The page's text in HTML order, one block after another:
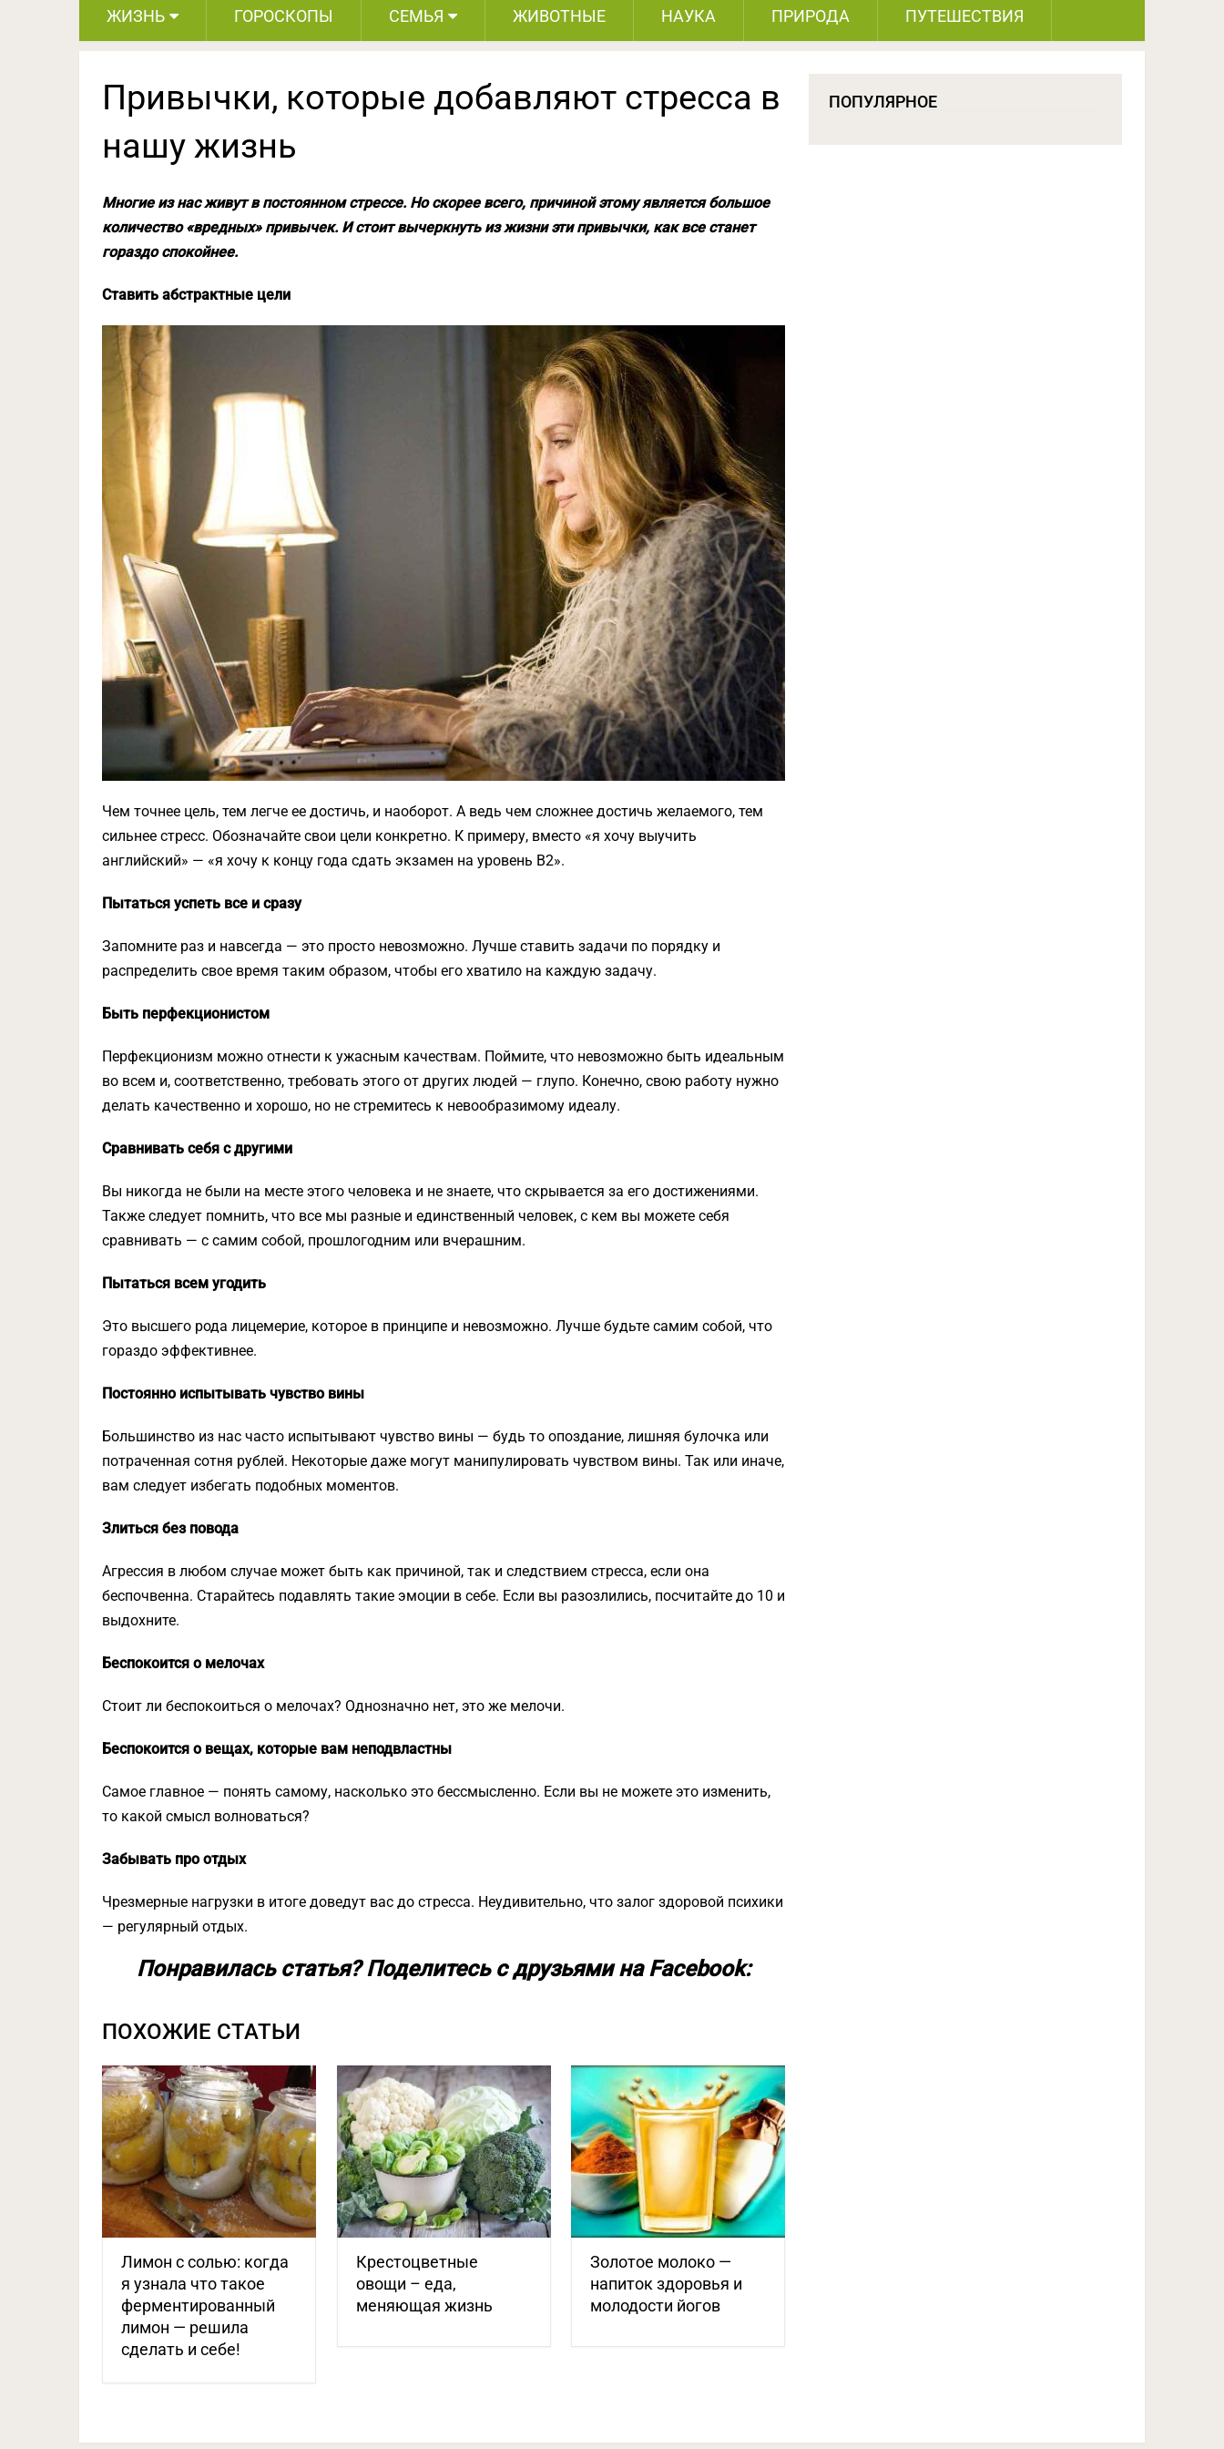
ЖИЗНЬ ГОРОСКОПЫ СЕМЬЯ ЖИВОТНЫЕ НАУКА ПРИРОДА ПУТЕШЕСТВИЯ
Привычки, которые добавляют стресса в
нашу жизнь
Многие из нас живут в постоянном стрессе. Но скорее всего, причиной этому является большое
количество «вредных» привычек. И стоит вычеркнуть из жизни эти привычки, как все станет
гораздо спокойнее.
Ставить абстрактные цели
Чем точнее цель, тем легче ее достичь, и наоборот. А ведь чем сложнее достичь желаемого, тем
сильнее стресс. Обозначайте свои цели конкретно. К примеру, вместо «я хочу выучить
английский» — «я хочу к концу года сдать экзамен на уровень B2».
Пытаться успеть все и сразу
Запомните раз и навсегда — это просто невозможно. Лучше ставить задачи по порядку и
распределить свое время таким образом, чтобы его хватило на каждую задачу.
Быть перфекционистом
Перфекционизм можно отнести к ужасным качествам. Поймите, что невозможно быть идеальным
во всем и, соответственно, требовать этого от других людей — глупо. Конечно, свою работу нужно
делать качественно и хорошо, но не стремитесь к невообразимому идеалу.
Сравнивать себя с другими
Вы никогда не были на месте этого человека и не знаете, что скрывается за его достижениями.
Также следует помнить, что все мы разные и единственный человек, с кем вы можете себя
сравнивать — с самим собой, прошлогодним или вчерашним.
Пытаться всем угодить
Это высшего рода лицемерие, которое в принципе и невозможно. Лучше будьте самим собой, что
гораздо эффективнее.
Постоянно испытывать чувство вины
Большинство из нас часто испытывают чувство вины — будь то опоздание, лишняя булочка или
потраченная сотня рублей. Некоторые даже могут манипулировать чувством вины. Так или иначе,
вам следует избегать подобных моментов.
Злиться без повода
Агрессия в любом случае может быть как причиной, так и следствием стресса, если она
беспочвенна. Старайтесь подавлять такие эмоции в себе. Если вы разозлились, посчитайте до 10 и
выдохните.
Беспокоится о мелочах
Стоит ли беспокоиться о мелочах? Однозначно нет, это же мелочи.
Беспокоится о вещах, которые вам неподвластны
Самое главное — понять самому, насколько это бессмысленно. Если вы не можете это изменить,
то какой смысл волноваться?
Забывать про отдых
Чрезмерные нагрузки в итоге доведут вас до стресса. Неудивительно, что залог здоровой психики
— регулярный отдых.
Понравилась статья? Поделитесь с друзьями на Facebook:
ПОХОЖИЕ СТАТЬИ
Лимон с солью: когда
я узнала что такое
ферментированный
лимон — решила
сделать и себе!
Крестоцветные
овощи – еда,
меняющая жизнь
Золотое молоко —
напиток здоровья и
молодости йогов
ПОПУЛЯРНОЕ